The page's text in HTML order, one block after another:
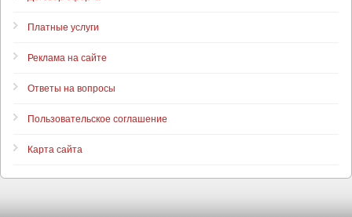
Платные услуги
Реклама на сайте
Ответы на вопросы
Пользовательское соглашение
Карта сайта